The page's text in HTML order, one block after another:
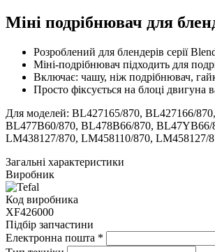
Міні подрібнювач для
Розроблений для блендерів серії
Міні-подрібнювач підходить для
Включає: чашу, ніж подрібнювач,
Просто фіксується на блоці двигуна
Для моделей: BL427165/870, BL427166/
BL477B60/870, BL478B66/870,
LM438127/870, LM458110/870, LM458127/
Загальні характеристики
Виробник
Код виробника
XF426000
Підбір запчастини
Електронна пошта *